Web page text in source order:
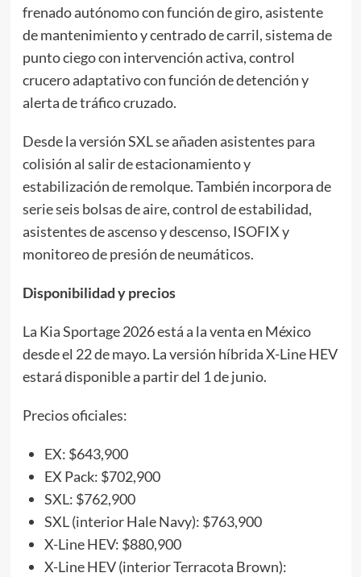
frenado autónomo con función de giro, asistente
de mantenimiento y centrado de carril, sistema de
punto ciego con intervención activa, control
crucero adaptativo con función de detención y
alerta de tráfico cruzado.
Desde la versión SXL se añaden asistentes para
colisión al salir de estacionamiento y
estabilización de remolque. También incorpora de
serie seis bolsas de aire, control de estabilidad,
asistentes de ascenso y descenso, ISOFIX y
monitoreo de presión de neumáticos.
Disponibilidad y precios
La Kia Sportage 2026 está a la venta en México
desde el 22 de mayo. La versión híbrida X-Line HEV
estará disponible a partir del 1 de junio.
Precios oficiales:
EX: $643,900
EX Pack: $702,900
SXL: $762,900
SXL (interior Hale Navy): $763,900
X-Line HEV: $880,900
X-Line HEV (interior Terracota Brown):